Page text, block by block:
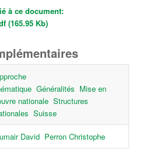
à ce document:
(165.95 Kb)
Généralités Mise en
nationale Structures
Suisse
David Perron Christophe